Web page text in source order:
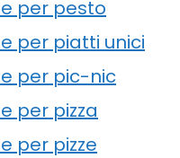
per pesto
per piatti unici
per pic-nic
per pizza
per pizze